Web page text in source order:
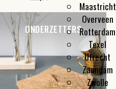
Maastricht
Overveen
Rotterdam
Texel
Utrecht
Zaandam
Zwolle
ONDERZETTERS